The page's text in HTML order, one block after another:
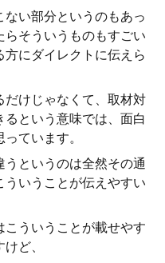
い部分というのもあっ
そういうものもすごい
にダイレクトに伝えら
けじゃなくて、取材対
という意味では、面白
ています。
というのは全然その通
ういうことが伝えやすい
ういうことが載せやす
ど、